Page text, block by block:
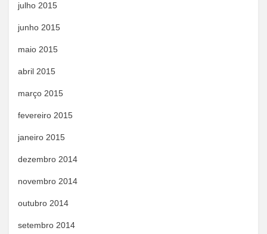
julho 2015
junho 2015
maio 2015
abril 2015
março 2015
fevereiro 2015
janeiro 2015
dezembro 2014
novembro 2014
outubro 2014
setembro 2014